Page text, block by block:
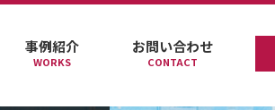
事例紹介
WORKS
お問い合わせ
CONTACT